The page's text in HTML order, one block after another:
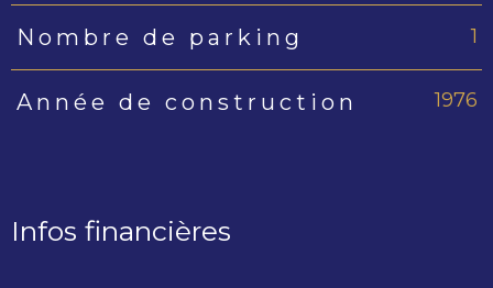
Nombre de parking 1
Année de construction 1976
Infos financières